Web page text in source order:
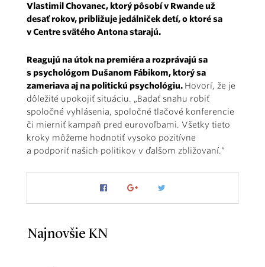
Vlastimil Chovanec, ktorý pôsobí v Rwande už
desať rokov, približuje jedálniček detí, o ktoré sa
v Centre svätého Antona starajú.
Reagujú na útok na premiéra a rozprávajú sa
s psychológom Dušanom Fábikom, ktorý sa
zameriava aj na politickú psychológiu. Hovorí, že je
dôležité upokojiť situáciu. „Badať snahu robiť
spoločné vyhlásenia, spoločné tlačové konferencie
či mierniť kampaň pred eurovoľbami. Všetky tieto
kroky môžeme hodnotiť vysoko pozitívne
a podporiť našich politikov v ďalšom zbližovaní.“
Najnovšie KN